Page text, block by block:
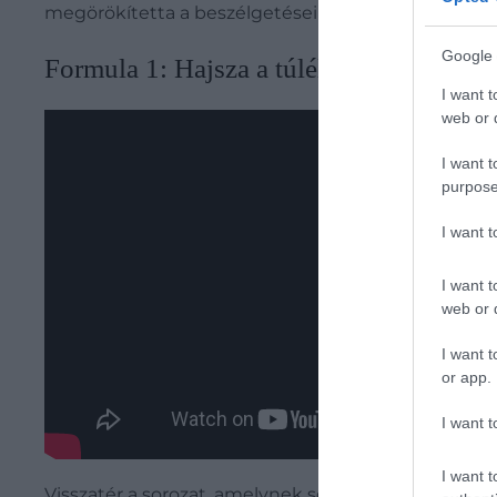
Google
I want
web or
I want
I want
I want
web or
I want
or app.
I want
I want
megörökítetta a beszélgetéseiket, és ezekből
Formula 1: Hajsza a túlélésért 4. évad